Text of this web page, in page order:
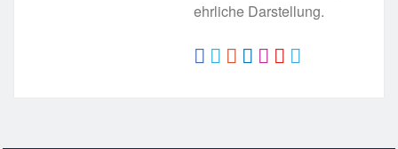
ehrliche Darstellung.